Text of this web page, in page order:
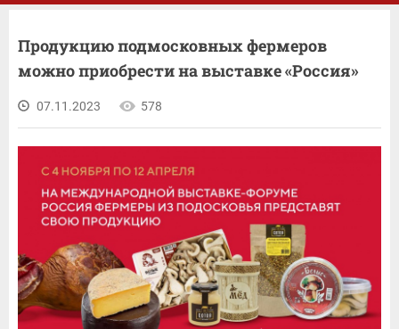
Продукцию подмосковных фермеров
можно приобрести на выставке «Россия»
07.11.2023 578